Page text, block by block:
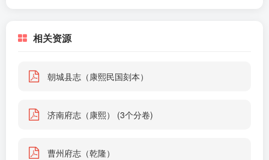
相关资源
朝城县志（康熙民国刻本）
济南府志（康熙） (3个分卷)
曹州府志（乾隆）